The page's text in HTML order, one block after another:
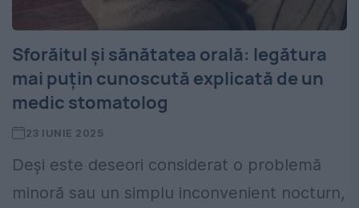
Sforăitul și sănătatea orală: legătura
mai puțin cunoscută explicată de un
medic stomatolog
23 IUNIE 2025
Deși este deseori considerat o problemă
minoră sau un simplu inconvenient nocturn,